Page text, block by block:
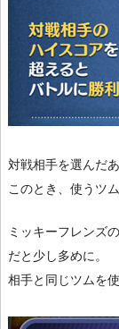
対戦相手を選んだ
このとき、使うツ
ミッキーフレンズ
だと少し多めに。
相手と同じツムを